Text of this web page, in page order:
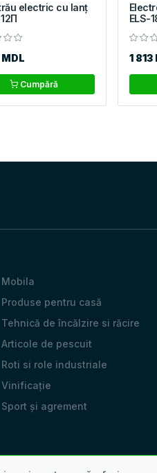
electric cu lanț
Cumpără
ELS-
1 813
Mobila
Produse pentru casă
Tehnică de încălzire si răcire
Articole de pescuit
Roti si role industriale
Vinificație
Sport și agrement